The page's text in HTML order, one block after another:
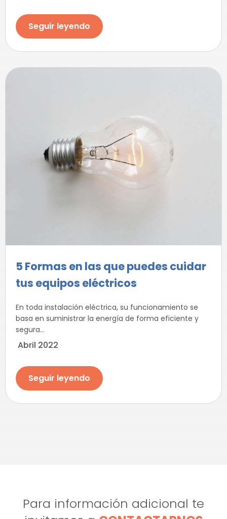
Seguir leyendo
5 Formas en las que puedes cuidar
tus equipos eléctricos
En toda instalación eléctrica, su funcionamiento se
basa en suministrar la energía de forma eficiente y
segura...
Abril 2022
Seguir leyendo
Para información adicional te